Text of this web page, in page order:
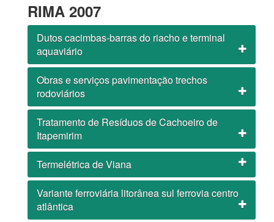
RIMA 2007
Dutos cacimbas-barras do riacho e terminal
aquaviário
Obras e serviços pavimentação trechos
rodoviários
Tratamento de Resíduos de Cachoeiro de
Itapemirim
Termelétrica de Viana
Variante ferroviária litorânea sul ferrovia centro
atlântica